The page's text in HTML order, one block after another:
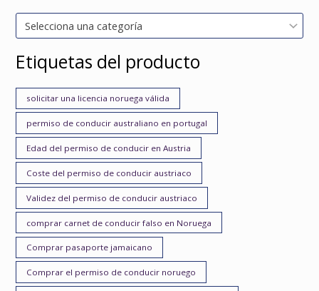
Selecciona una categoría
Etiquetas del producto
solicitar una licencia noruega válida
permiso de conducir australiano en portugal
Edad del permiso de conducir en Austria
Coste del permiso de conducir austriaco
Validez del permiso de conducir austriaco
comprar carnet de conducir falso en Noruega
Comprar pasaporte jamaicano
Comprar el permiso de conducir noruego